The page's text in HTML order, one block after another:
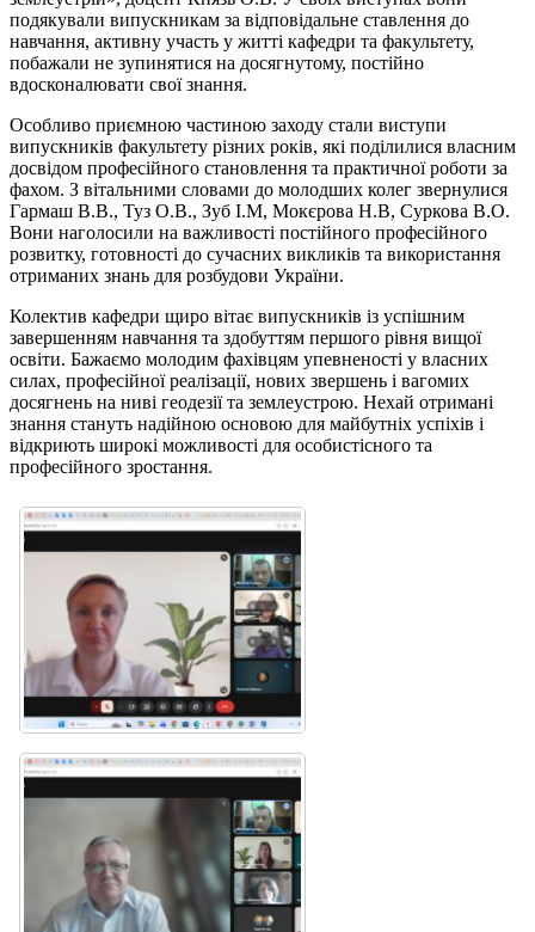
подякували випускникам за відповідальне ставлення до
навчання, активну участь у житті кафедри та факультету,
побажали не зупинятися на досягнутому, постійно
вдосконалювати свої знання.
Особливо приємною частиною заходу стали виступи
випускників факультету різних років, які поділилися власним
досвідом професійного становлення та практичної роботи за
фахом. З вітальними словами до молодших колег звернулися
Гармаш В.В., Туз О.В., Зуб І.М, Мокєрова Н.В, Суркова В.О.
Вони наголосили на важливості постійного професійного
розвитку, готовності до сучасних викликів та використання
отриманих знань для розбудови України.
Колектив кафедри щиро вітає випускників із успішним
завершенням навчання та здобуттям першого рівня вищої
освіти. Бажаємо молодим фахівцям упевненості у власних
силах, професійної реалізації, нових звершень і вагомих
досягнень на ниві геодезії та землеустрою. Нехай отримані
знання стануть надійною основою для майбутніх успіхів і
відкриють широкі можливості для особистісного та
професійного зростання.